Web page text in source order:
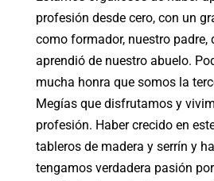
profesión desde cero, con un
como formador, nuestro padre,
aprendió de nuestro abuelo.
mucha honra que somos la
Megías que disfrutamos y
profesión. Haber crecido en
tableros de madera y serrín y
tengamos verdadera pasión